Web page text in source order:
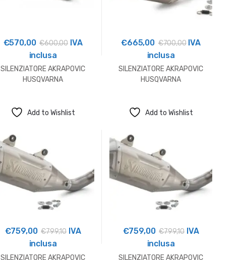
€570,00 €600,00 IVA
inclusa
SILENZIATORE AKRAPOVIC
HUSQVARNA
€665,00 €700,00IVA
inclusa
SILENZIATORE AKRAPOVIC
HUSQVARNA
Add to Wishlist
€759,00 €799,10 IVA
inclusa
SILENZIATORE AKRAPOVIC
Add to Wishlist
€759,00 €799,10 IVA
inclusa
SILENZIATORE AKRAPOVIC